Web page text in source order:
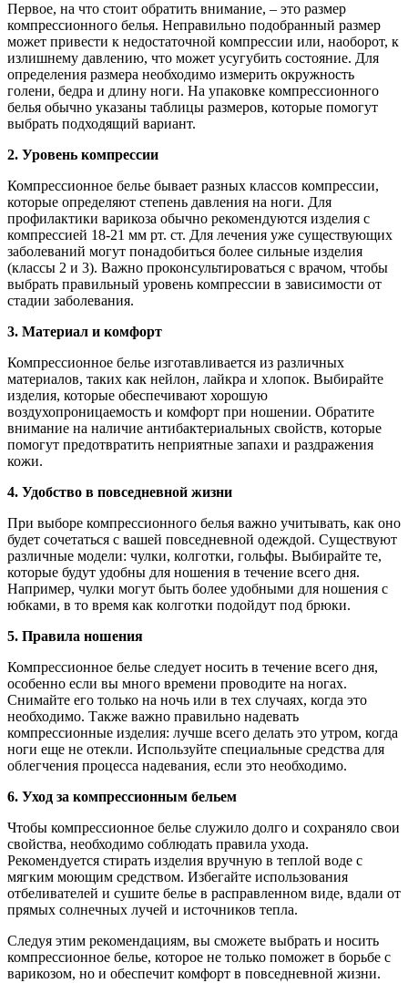
Первое, на что стоит обратить внимание, – это размер
компрессионного белья. Неправильно подобранный размер
может привести к недостаточной компрессии или, наоборот, к
излишнему давлению, что может усугубить состояние. Для
определения размера необходимо измерить окружность
голени, бедра и длину ноги. На упаковке компрессионного
белья обычно указаны таблицы размеров, которые помогут
выбрать подходящий вариант.
2. Уровень компрессии
Компрессионное белье бывает разных классов компрессии,
которые определяют степень давления на ноги. Для
профилактики варикоза обычно рекомендуются изделия с
компрессией 18-21 мм рт. ст. Для лечения уже существующих
заболеваний могут понадобиться более сильные изделия
(классы 2 и 3). Важно проконсультироваться с врачом, чтобы
выбрать правильный уровень компрессии в зависимости от
стадии заболевания.
3. Материал и комфорт
Компрессионное белье изготавливается из различных
материалов, таких как нейлон, лайкра и хлопок. Выбирайте
изделия, которые обеспечивают хорошую
воздухопроницаемость и комфорт при ношении. Обратите
внимание на наличие антибактериальных свойств, которые
помогут предотвратить неприятные запахи и раздражения
кожи.
4. Удобство в повседневной жизни
При выборе компрессионного белья важно учитывать, как оно
будет сочетаться с вашей повседневной одеждой. Существуют
различные модели: чулки, колготки, гольфы. Выбирайте те,
которые будут удобны для ношения в течение всего дня.
Например, чулки могут быть более удобными для ношения с
юбками, в то время как колготки подойдут под брюки.
5. Правила ношения
Компрессионное белье следует носить в течение всего дня,
особенно если вы много времени проводите на ногах.
Снимайте его только на ночь или в тех случаях, когда это
необходимо. Также важно правильно надевать
компрессионные изделия: лучше всего делать это утром, когда
ноги еще не отекли. Используйте специальные средства для
облегчения процесса надевания, если это необходимо.
6. Уход за компрессионным бельем
Чтобы компрессионное белье служило долго и сохраняло свои
свойства, необходимо соблюдать правила ухода.
Рекомендуется стирать изделия вручную в теплой воде с
мягким моющим средством. Избегайте использования
отбеливателей и сушите белье в расправленном виде, вдали от
прямых солнечных лучей и источников тепла.
Следуя этим рекомендациям, вы сможете выбрать и носить
компрессионное белье, которое не только поможет в борьбе с
варикозом, но и обеспечит комфорт в повседневной жизни.